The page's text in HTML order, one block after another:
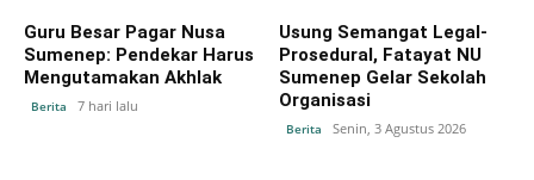
Guru Besar Pagar Nusa
Sumenep: Pendekar Harus
Mengutamakan Akhlak
Berita 7 hari lalu
Usung Semangat Legal-
Prosedural, Fatayat NU
Sumenep Gelar Sekolah
Organisasi
Berita Senin, 3 Agustus 2026